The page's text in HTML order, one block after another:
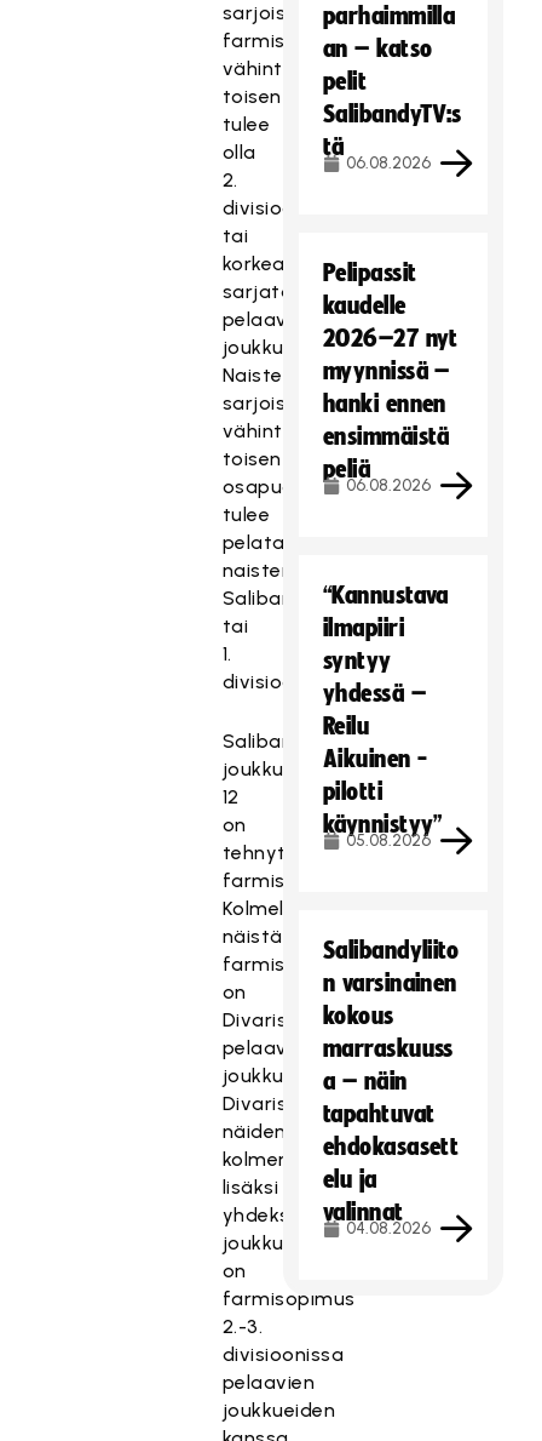
sarjoissa
farmisopimusjoukkueista
vähintään
toisen
tulee
olla
2.
divisioonassa
tai
korkeammalla
sarjatasolla
pelaava
joukkue.
Naisten
sarjoissa
vähintään
toisen
osapuolen
tulee
pelata
naisten
Salibandyliigassa
tai
1.
divisioonassa.
Salibandyliigan
joukkueista
12
on
tehnyt
farmisopimuksen.
Kolmella
näistä
farmisopimuskumppani
on
Divarissa
pelaava
joukkue.
Divarissa
näiden
kolmen
lisäksi
yhdeksällä
joukkueella
on
farmisopimus
2.-3.
divisioonissa
pelaavien
joukkueiden
parhaimmilla
an – katso
pelit
SalibandyTV:s
tä
06.08.2026
Pelipassit
kaudelle
2026–27 nyt
myynnissä –
hanki ennen
ensimmäistä
peliä
06.08.2026
“Kannustava
ilmapiiri
syntyy
yhdessä –
Reilu
Aikuinen -
pilotti
käynnistyy”
05.08.2026
Salibandyliito
n varsinainen
kokous
marraskuuss
a – näin
tapahtuvat
ehdokasasett
elu ja
valinnat
04.08.2026